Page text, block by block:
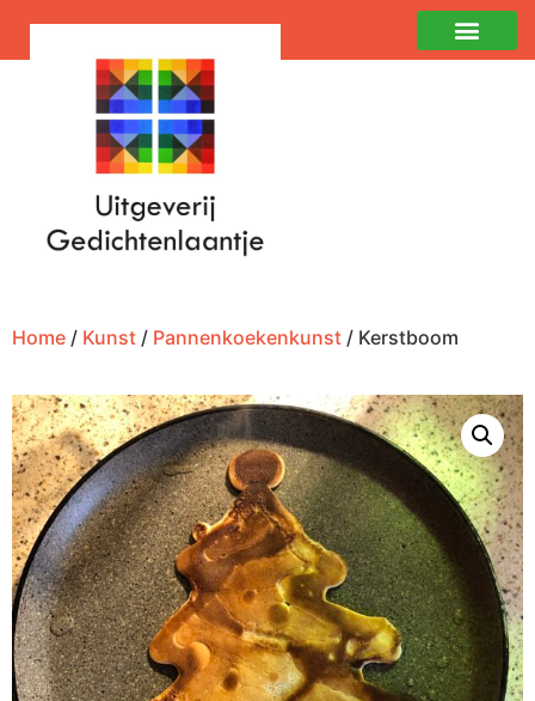
Home / Kunst / Pannenkoekenkunst / Kerstboom